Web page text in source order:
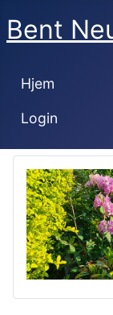
Bent
Hjem
Login